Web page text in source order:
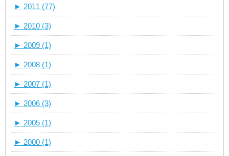
► 2011 (77)
► 2010 (3)
► 2009 (1)
► 2008 (1)
► 2007 (1)
► 2006 (3)
► 2005 (1)
► 2000 (1)